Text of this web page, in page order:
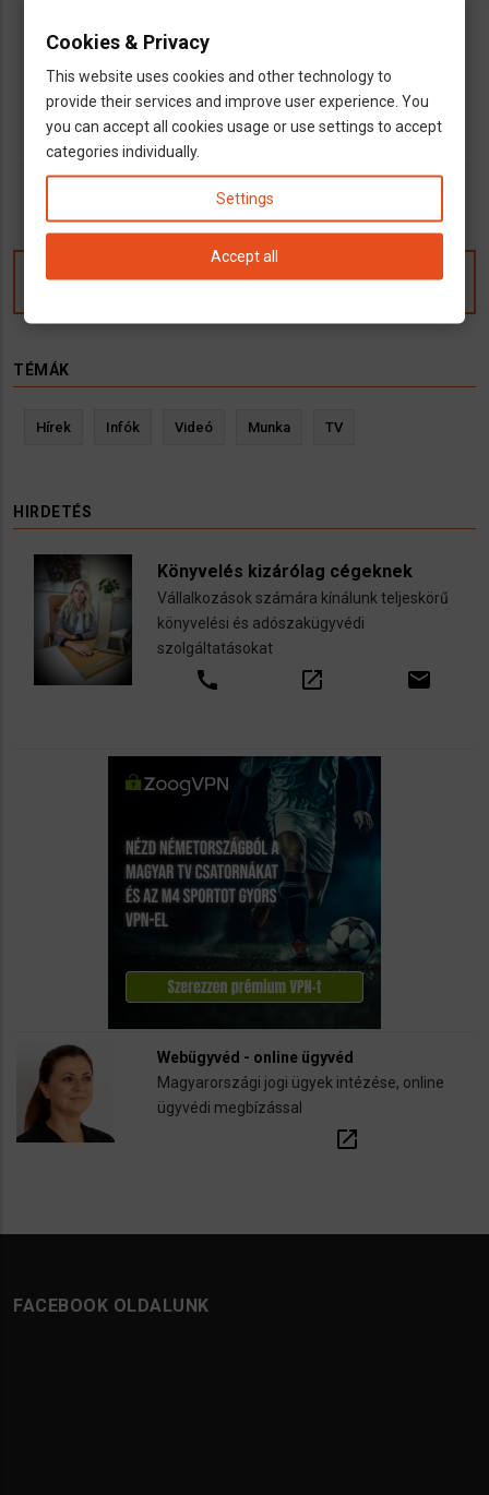
outlined_flag Baden-Württemberg Bayern Berlin Brandenburg Bremen
Hamburg Hessen Mecklenburg-Vorpommern Niedersachsen
Nordrhein-Westfalen Rheinland-Pfalz Saarland Sachsen
Sachsen-Anhalt
Kommentek
TÉMÁK
Hírek Infók Videó Munka TV
HIRDETÉS
Könyvelés kizárólag cégeknek
Vállalkozások számára kínálunk teljeskörű
könyvelési és adószakügyvédi
szolgáltatásokat
call open_in_new email
Webügyvéd - online ügyvéd
Magyarországi jogi ügyek intézése, online
ügyvédi megbízással
open_in_new
FACEBOOK OLDALUNK
Cookies & Privacy
This website uses cookies and other technology to
provide their services and improve user experience. You
you can accept all cookies usage or use settings to accept
categories individually.
Settings
Accept all